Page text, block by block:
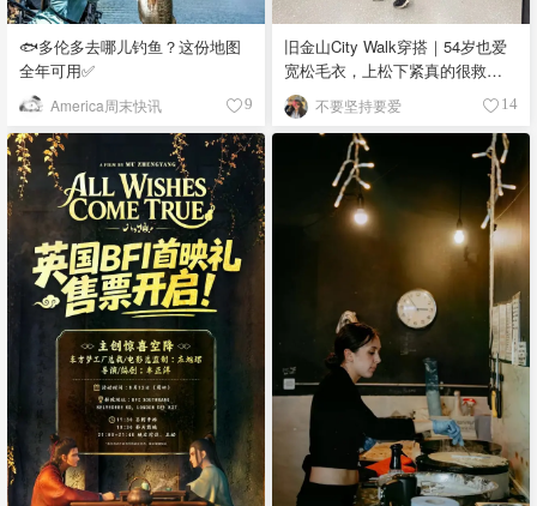
🐟多伦多去哪儿钓鱼？这份地图
全年可用✅
America周末快讯 9
旧金山City Walk穿搭｜54岁也爱
宽松毛衣，上松下紧真的很救比
例
不要坚持要爱 14